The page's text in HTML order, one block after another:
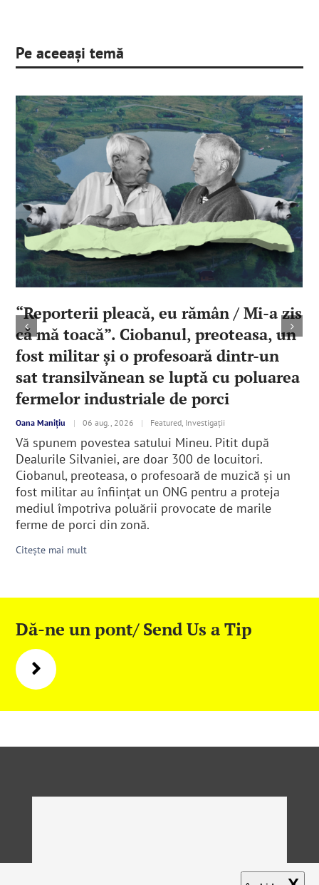
Pe aceeași temă
“Reporterii pleacă, eu rămân / Mi-a zis
că mă toacă”. Ciobanul, preoteasa, un
fost militar şi o profesoară dintr-un
sat transilvănean se luptă cu poluarea
fermelor industriale de porci
Oana Manițiu | 06 aug., 2026 | Featured, Investigații
Vă spunem povestea satului Mineu. Pitit după
Dealurile Silvaniei, are doar 300 de locuitori.
Ciobanul, preoteasa, o profesoară de muzică şi un
fost militar au înfiinţat un ONG pentru a proteja
mediul împotriva poluării provocate de marile
ferme de porci din zonă.
Citește mai mult
Dă-ne un pont/ Send Us a Tip